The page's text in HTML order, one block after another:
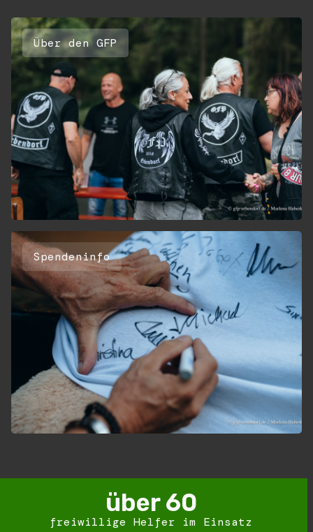
Über den GFP
Spendeninfo
freiwillige Helfer im Einsatz
über 60